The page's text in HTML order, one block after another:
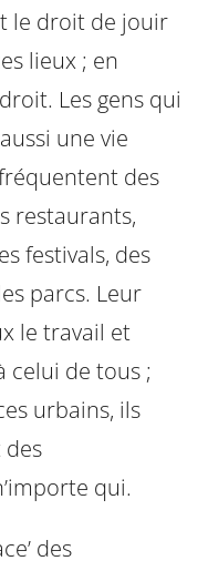
le droit de jouir
lieux ; en
Les gens qui
une vie
des
restaurants,
festivals, des
parcs. Leur
le travail et
celui de tous ;
urbains, ils
qui.
des